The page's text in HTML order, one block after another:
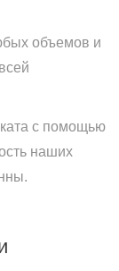
объемов и
с помощью
наших